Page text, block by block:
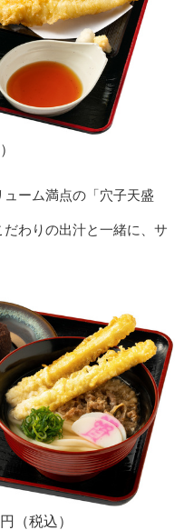
ーム満点の「穴子天盛
わりの出汁と一緒に、サ
（税込）